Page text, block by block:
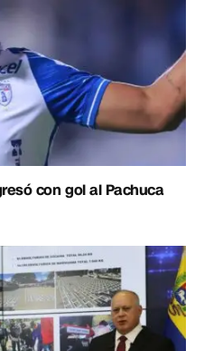
con gol al Pachuca